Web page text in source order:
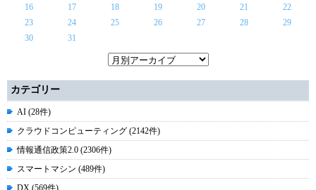
16
17 18 19 20 21
22
23
24 25 26 27 28
29
30
31
カテゴリー
AI (28件)
クラウドコンピューティング (2142件)
情報通信政策2.0 (2306件)
スマートマシン (489件)